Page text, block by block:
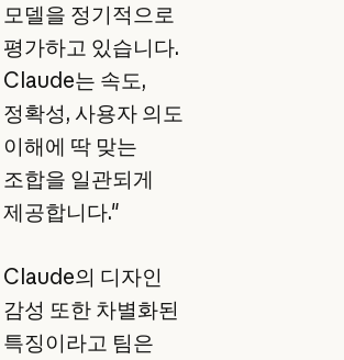
모델을 정기적으로
평가하고 있습니다.
Claude는 속도,
정확성, 사용자 의도
이해에 딱 맞는
조합을 일관되게
제공합니다."
Claude의 디자인
감성 또한 차별화된
특징이라고 팀은